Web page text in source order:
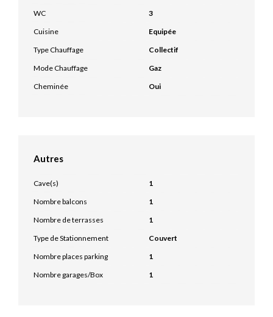
WC
3
Cuisine
Equipée
Type Chauffage
Collectif
Mode Chauffage
Gaz
Cheminée
Oui
Autres
Cave(s)
1
Nombre balcons
1
Nombre de terrasses
1
Type de Stationnement
Couvert
Nombre places parking
1
Nombre garages/Box
1